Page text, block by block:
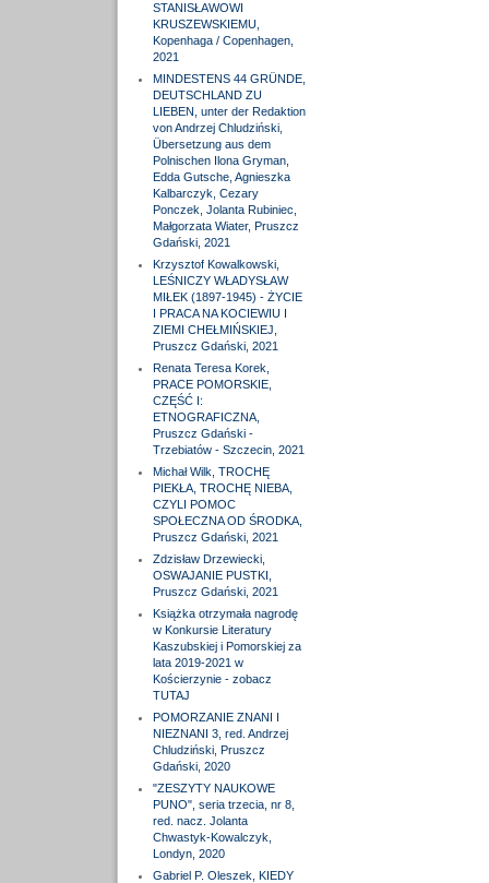
STANISŁAWOWI
KRUSZEWSKIEMU,
Kopenhaga / Copenhagen,
2021
MINDESTENS 44 GRÜNDE,
DEUTSCHLAND ZU
LIEBEN, unter der Redaktion
von Andrzej Chludziński,
Übersetzung aus dem
Polnischen Ilona Gryman,
Edda Gutsche, Agnieszka
Kalbarczyk, Cezary
Ponczek, Jolanta Rubiniec,
Małgorzata Wiater, Pruszcz
Gdański, 2021
Krzysztof Kowalkowski,
LEŚNICZY WŁADYSŁAW
MIŁEK (1897-1945) - ŻYCIE
I PRACA NA KOCIEWIU I
ZIEMI CHEŁMIŃSKIEJ,
Pruszcz Gdański, 2021
Renata Teresa Korek,
PRACE POMORSKIE,
CZĘŚĆ I:
ETNOGRAFICZNA,
Pruszcz Gdański -
Trzebiatów - Szczecin, 2021
Michał Wilk, TROCHĘ
PIEKŁA, TROCHĘ NIEBA,
CZYLI POMOC
SPOŁECZNA OD ŚRODKA,
Pruszcz Gdański, 2021
Zdzisław Drzewiecki,
OSWAJANIE PUSTKI,
Pruszcz Gdański, 2021
Książka otrzymała nagrodę
w Konkursie Literatury
Kaszubskiej i Pomorskiej za
lata 2019-2021 w
Kościerzynie - zobacz
TUTAJ
POMORZANIE ZNANI I
NIEZNANI 3, red. Andrzej
Chludziński, Pruszcz
Gdański, 2020
"ZESZYTY NAUKOWE
PUNO", seria trzecia, nr 8,
red. nacz. Jolanta
Chwastyk-Kowalczyk,
Londyn, 2020
Gabriel P. Oleszek, KIEDY